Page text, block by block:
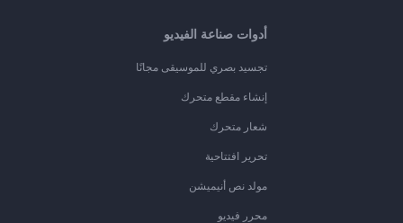
أدوات صناعة الفيديو
تجسيد بصري للموسيقى مجانًا
إنشاء مقطع متحرك
شعار متحرك
تحرير افتتاحية
مولد نص أنيميشن
محرر فيديو